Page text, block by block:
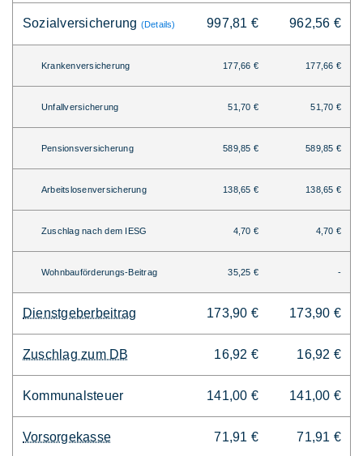
Sozialversicherung (Details) 997,81 € 962,56 €
Krankenversicherung 177,66 € 177,66 €
Unfallversicherung 51,70 € 51,70 €
Pensionsversicherung 589,85 € 589,85 €
Arbeitslosenversicherung 138,65 € 138,65 €
Zuschlag nach dem IESG 4,70 € 4,70 €
Wohnbauförderungs-Beitrag 35,25 € -
Dienstgeberbeitrag 173,90 € 173,90 €
Zuschlag zum DB 16,92 € 16,92 €
Kommunalsteuer 141,00 € 141,00 €
Vorsorgekasse 71,91 € 71,91 €